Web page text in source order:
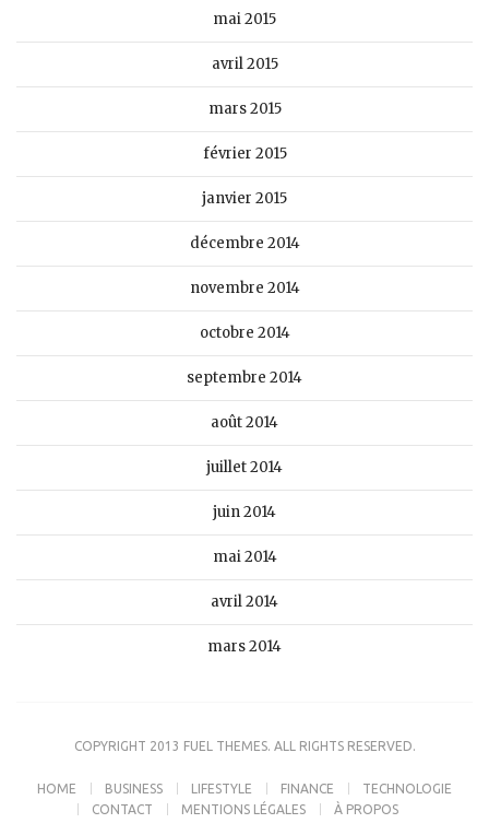
mai 2015
avril 2015
mars 2015
février 2015
janvier 2015
décembre 2014
novembre 2014
octobre 2014
septembre 2014
août 2014
juillet 2014
juin 2014
mai 2014
avril 2014
mars 2014
COPYRIGHT 2013 FUEL THEMES. ALL RIGHTS RESERVED.
HOME BUSINESS LIFESTYLE FINANCE
TECHNOLOGIE
CONTACT
MENTIONS LÉGALES À PROPOS